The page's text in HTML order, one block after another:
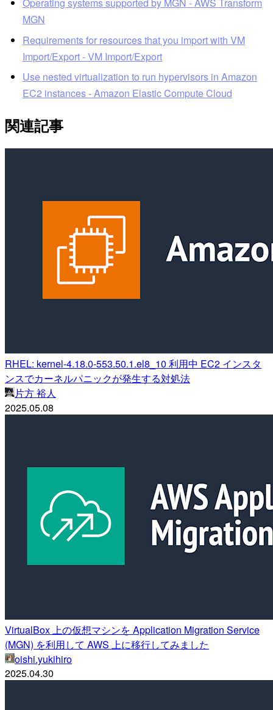
Operating systems supported by MGN - AWS Transform
MGN
Requirements for resources that you import with VM
Import/Export - VM Import/Export
Use nested virtualization to run hypervisors in Amazon
EC2 instances - Amazon Elastic Compute Cloud
関連記事
RHEL: kernel-4.18.0-553.50.1.el8_10 利用中 EC2 インスタ
ンスでカーネルパニックが発生する対処法
片方 裕人
2025.05.08
VirtualBox 上の仮想マシンを Application Migration Service
(MGN) を利用して AWS 上に移行してみました
oishi.yukihiro
2025.04.30